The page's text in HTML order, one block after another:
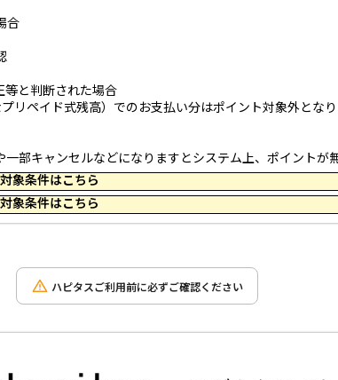
合
等と判断された場合
リペイド式残高）でのお支払い分はポイント対象外とな
部キャンセルなどになりますとシステム上、ポイントが
象条件はこちら
象条件はこちら
ハピタスご利用前に必ずご確認ください